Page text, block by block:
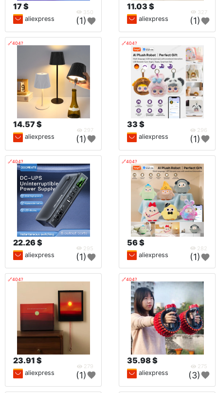
17 $
350
aliexpress (1)
11.03 $
327
aliexpress (1)
🔗404?
14.57 $
297
aliexpress (1)
🔗404?
33 $
296
aliexpress (1)
🔗404?
22.26 $
295
aliexpress (1)
🔗404?
56 $
282
aliexpress (1)
🔗404?
23.91 $
279
aliexpress (1)
🔗404?
35.98 $
275
aliexpress (3)